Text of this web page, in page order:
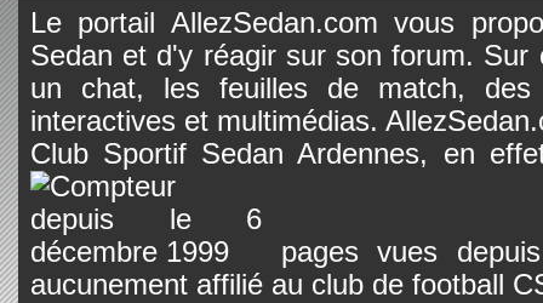
Le portail AllezSedan.com vous
Sedan et d'y réagir sur son forum.
un chat, les feuilles de match, des
interactives et multimédias.
Club Sportif Sedan Ardennes, en
pages vues
aucunement affilié au club de football